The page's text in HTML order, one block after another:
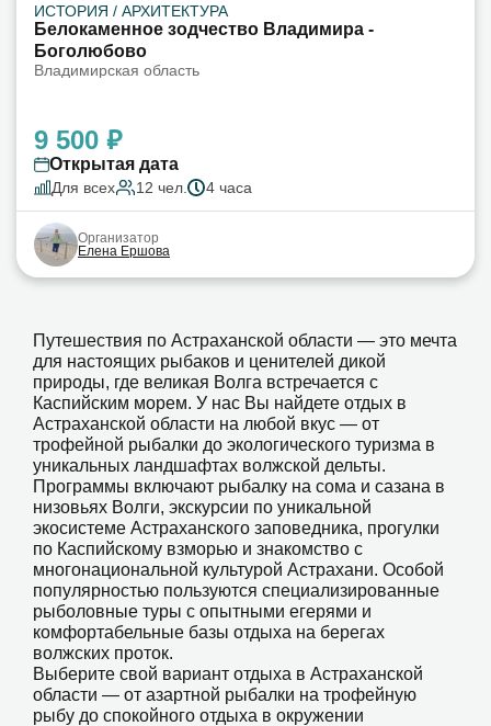
ИСТОРИЯ / АРХИТЕКТУРА
Белокаменное зодчество Владимира -
Боголюбово
Владимирская область
9 500 ₽
Открытая дата
Для всех 12 чел. 4 часа
Организатор
Елена Ершова
Путешествия по Астраханской области — это мечта
для настоящих рыбаков и ценителей дикой
природы, где великая Волга встречается с
Каспийским морем. У нас Вы найдете отдых в
Астраханской области на любой вкус — от
трофейной рыбалки до экологического туризма в
уникальных ландшафтах волжской дельты.
Программы включают рыбалку на сома и сазана в
низовьях Волги, экскурсии по уникальной
экосистеме Астраханского заповедника, прогулки
по Каспийскому взморью и знакомство с
многонациональной культурой Астрахани. Особой
популярностью пользуются специализированные
рыболовные туры с опытными егерями и
комфортабельные базы отдыха на берегах
волжских проток.
Выберите свой вариант отдыха в Астраханской
области — от азартной рыбалки на трофейную
рыбу до спокойного отдыха в окружении